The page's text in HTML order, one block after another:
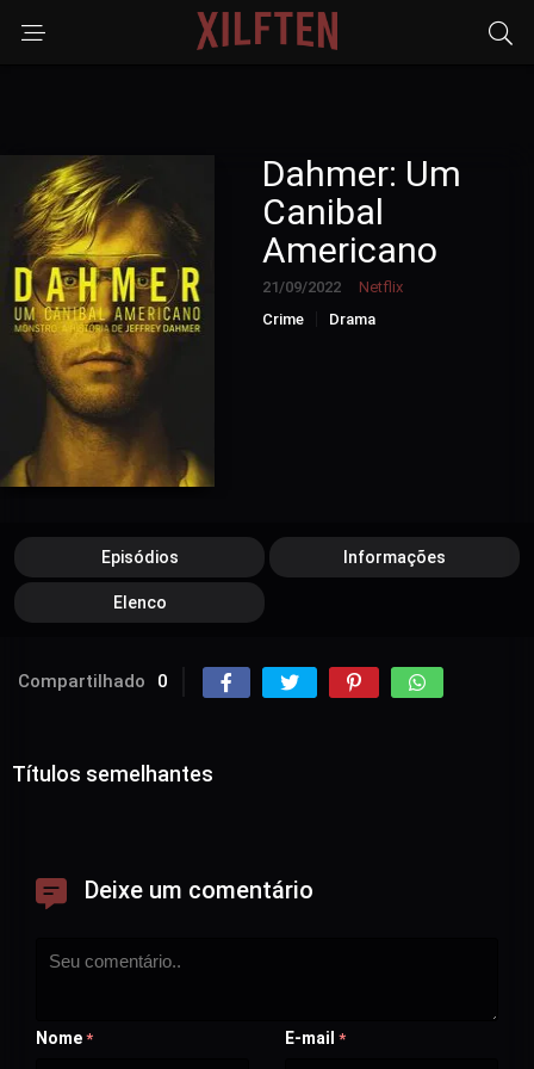
Dahmer: Um
Canibal
Americano
21/09/2022
Netflix
Crime
Drama
Episódios Informações
Elenco
Compartilhado 0
Títulos semelhantes
Deixe um comentário
Nome * E-mail *